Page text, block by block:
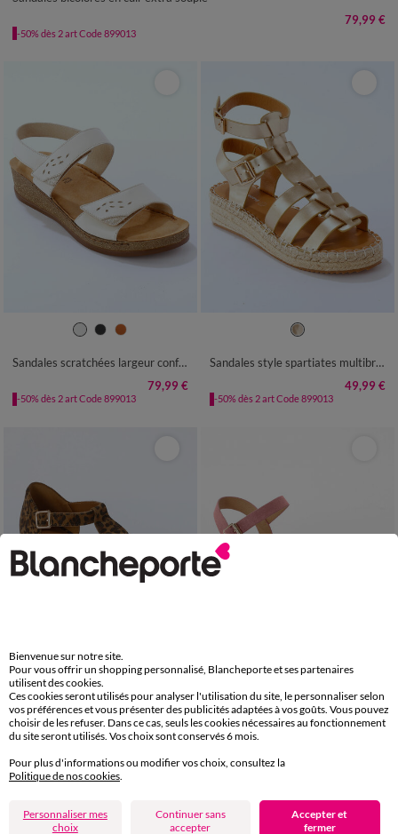
79,99 €
-50% dès 2 art Code 899013
37 38 39
Sandales scratchées largeur confort en cuir
79,99 €
-50% dès 2 art Code 899013
38 39
Sandales style spartiates multibrides
49,99 €
-50% dès 2 art Code 899013
36 37 38 39 40 41
Sandales en cuir à talon motif léopard
-50% dès 2 art Code 899013
36 37 38 39 40 41
Sandales multibrides
-50% dès 2 art Code 899013
-50% dès 2 articles Code :899013 Appliquer
Bienvenue sur notre site.
Pour vous offrir un shopping personnalisé, Blancheporte et ses partenaires
utilisent des cookies.
Ces cookies seront utilisés pour analyser l'utilisation du site, le personnaliser selon
vos préférences et vous présenter des publicités adaptées à vos goûts. Vous pouvez
choisir de les refuser. Dans ce cas, seuls les cookies nécessaires au fonctionnement
du site seront utilisés. Vos choix sont conservés 6 mois.
Pour plus d'informations ou modifier vos choix, consultez la
Politique de nos cookies.
Personnaliser mes
choix
Continuer sans
accepter
Accepter et
fermer